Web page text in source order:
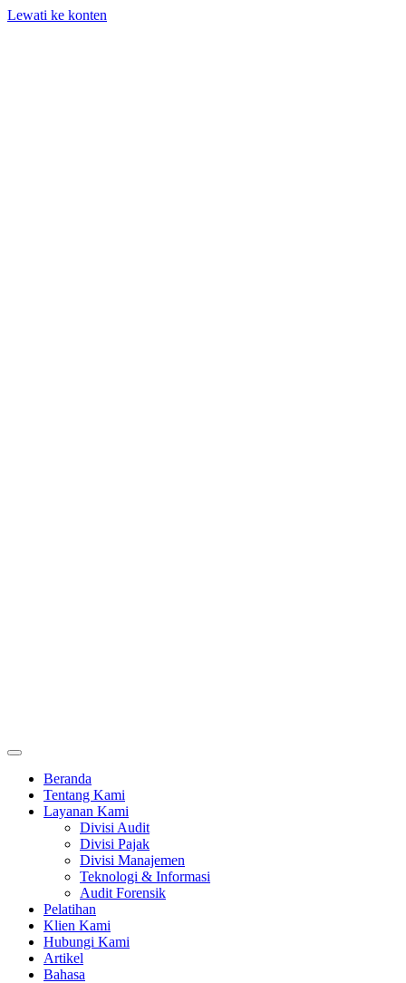
Lewati ke konten
Beranda
Tentang Kami
Layanan Kami
Divisi Audit
Divisi Pajak
Divisi Manajemen
Teknologi & Informasi
Audit Forensik
Pelatihan
Klien Kami
Hubungi Kami
Artikel
Bahasa